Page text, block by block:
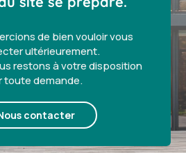
de bien vouloir vous
ultérieurement.
restons à votre disposition
toute demande.
contacter